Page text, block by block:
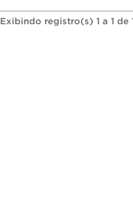
Exibindo registro(s) 1 a 1 de